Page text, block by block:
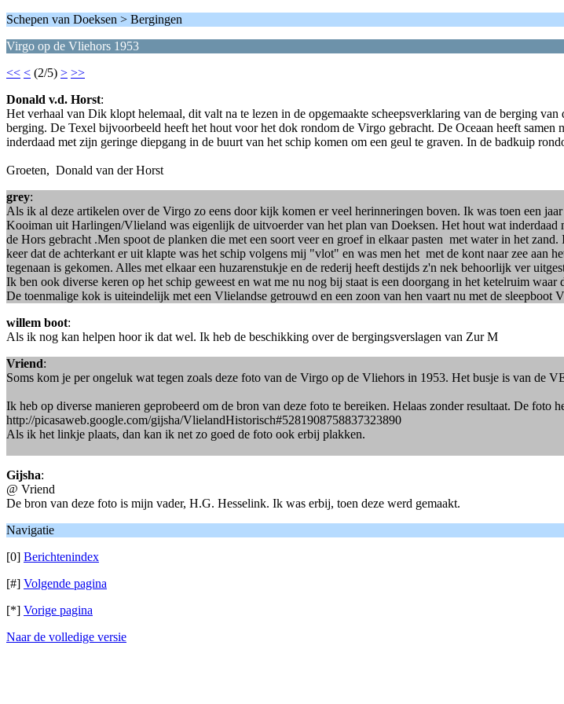
Schepen van Doeksen > Bergingen
Virgo op de Vliehors 1953
<< < (2/5) > >>
Donald v.d. Horst:
Het verhaal van Dik klopt helemaal, dit valt na te lezen in de opgemaakte scheepsverklaring van de berging
berging. De Texel bijvoorbeeld heeft het hout voor het dok rondom de Virgo gebracht. De Oceaan heeft
inderdaad met zijn geringe diepgang in de buurt van het schip komen om een geul te graven. In de badkuip
Groeten, Donald van der Horst
grey:
Als ik al deze artikelen over de Virgo zo eens door kijk komen er veel herinneringen boven. Ik was toen een
Kooiman uit Harlingen/Vlieland was eigenlijk de uitvoerder van het plan van Doeksen. Het hout wat
de Hors gebracht .Men spoot de planken die met een soort veer en groef in elkaar pasten met water in het
keer dat de achterkant er uit klapte was het schip volgens mij "vlot" en was men het met de kont naar zee aan
tegenaan is gekomen. Alles met elkaar een huzarenstukje en de rederij heeft destijds z'n nek behoorlijk ver
Ik ben ook diverse keren op het schip geweest en wat me nu nog bij staat is een doorgang in het ketelruim
De toenmalige kok is uiteindelijk met een Vlielandse getrouwd en een zoon van hen vaart nu met de
willem boot:
Als ik nog kan helpen hoor ik dat wel. Ik heb de beschikking over de bergingsverslagen van Zur M
Vriend:
Soms kom je per ongeluk wat tegen zoals deze foto van de Virgo op de Vliehors in 1953. Het busje is van de
Ik heb op diverse manieren geprobeerd om de bron van deze foto te bereiken. Helaas zonder resultaat. De foto
http://picasaweb.google.com/gijsha/VlielandHistorisch#5281908758837323890
Als ik het linkje plaats, dan kan ik net zo goed de foto ook erbij plakken.
Gijsha:
@ Vriend
De bron van deze foto is mijn vader, H.G. Hesselink. Ik was erbij, toen deze werd gemaakt.
Navigatie
[0] Berichtenindex
[#] Volgende pagina
[*] Vorige pagina
Naar de volledige versie